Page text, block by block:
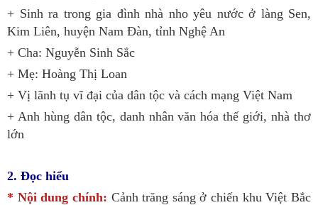
+ Sinh ra trong gia đình nhà nho yêu nước ở làng Sen,
Kim Liên, huyện Nam Đàn, tỉnh Nghệ An
+ Cha: Nguyễn Sinh Sắc
+ Mẹ: Hoàng Thị Loan
+ Vị lãnh tụ vĩ đại của dân tộc và cách mạng Việt Nam
+ Anh hùng dân tộc, danh nhân văn hóa thế giới, nhà thơ
lớn
2. Đọc hiểu
* Nội dung chính: Cảnh trăng sáng ở chiến khu Việt Bắc